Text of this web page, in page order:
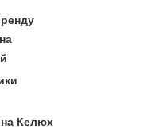
Келюх